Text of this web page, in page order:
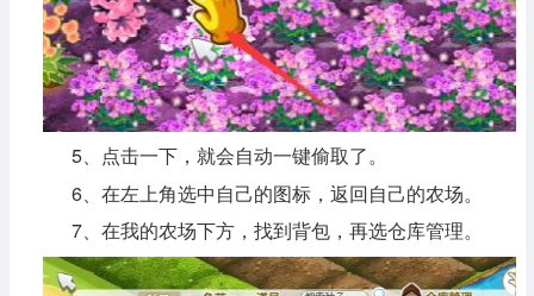
5、点击一下，就会自动一键偷取了。
6、在左上角选中自己的图标，返回自己的农场。
7、在我的农场下方，找到背包，再选仓库管理。